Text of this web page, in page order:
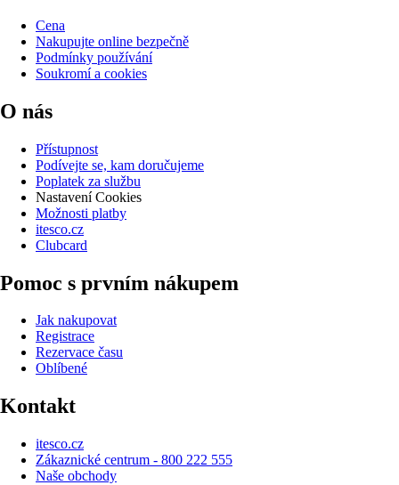
Cena
Nakupujte online bezpečně
Podmínky používání
Soukromí a cookies
O nás
Přístupnost
Podívejte se, kam doručujeme
Poplatek za službu
Nastavení Cookies
Možnosti platby
itesco.cz
Clubcard
Pomoc s prvním nákupem
Jak nakupovat
Registrace
Rezervace času
Oblíbené
Kontakt
itesco.cz
Zákaznické centrum - 800 222 555
Naše obchody